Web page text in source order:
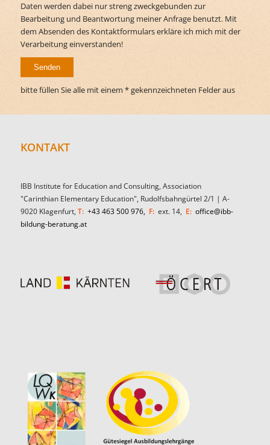
Daten werden dabei nur streng zweckgebunden zur
Bearbeitung und Beantwortung meiner Anfrage benutzt. Mit
dem Absenden des Kontaktformulars erkläre ich mich mit der
Verarbeitung einverstanden!
bitte füllen Sie alle mit einem * gekennzeichneten Felder aus
KONTAKT
IBB Institute for Education and Consulting, Association
"Carinthian Elementary Education", Rudolfsbahngürtel 2/1 | A-
9020 Klagenfurt, T: +43 463 500 976, F:ext. 14, E: office@ibb-
bildung-beratung.at